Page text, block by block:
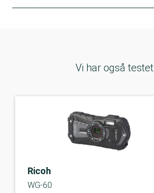
Vi har også testet
Ricoh
WG-60